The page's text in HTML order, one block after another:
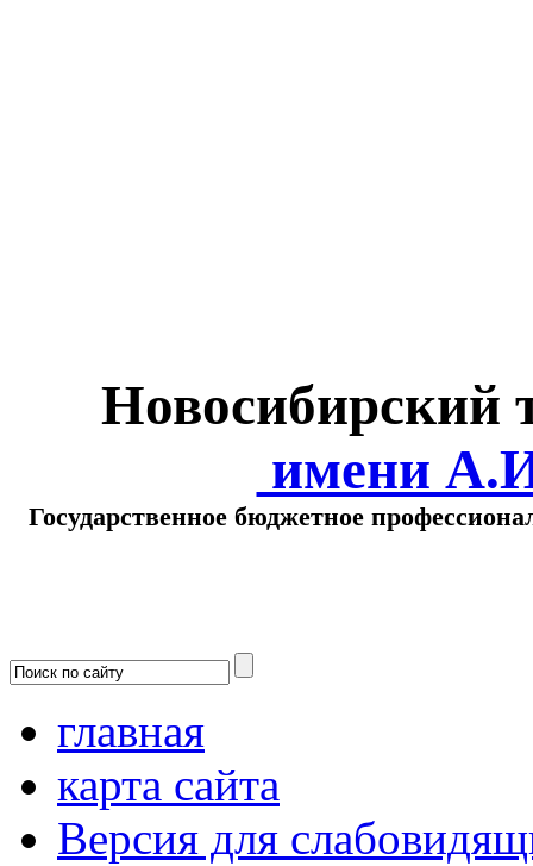
Новосибирский
имени
Государственное бюджетное
главная
карта сайта
Версия для